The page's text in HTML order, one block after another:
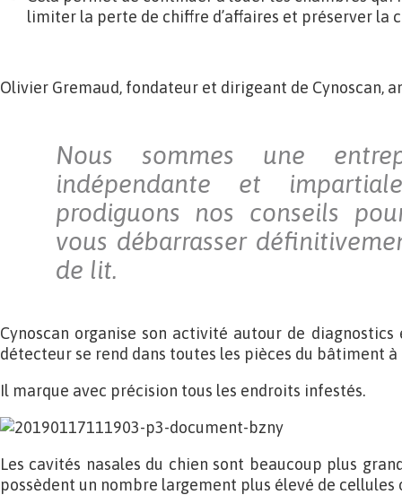
limiter la perte de chiffre d’affaires et préserver la
Olivier Gremaud, fondateur et dirigeant de Cynoscan,
Nous sommes une
indépendante et
prodiguons nos conseils
vous débarrasser
de lit.
Cynoscan organise son activité autour de
détecteur se rend dans toutes les pièces du bâtiment à
Il marque avec précision tous les endroits infestés.
Les cavités nasales du chien sont beaucoup plus
possèdent un nombre largement plus élevé de cellules